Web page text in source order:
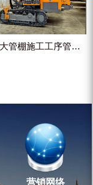
洗轮机
隧道超前大管棚施工工序管理控制
营销网络